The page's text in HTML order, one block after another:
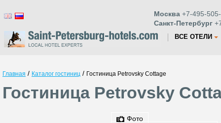
Москва +7-495-
Санкт-Петербург
ВСЕ ОТЕЛИ
Главная / Каталог гостиниц / Гостиница Petrovsky Cottage
Гостиница Petrovsky
Фото